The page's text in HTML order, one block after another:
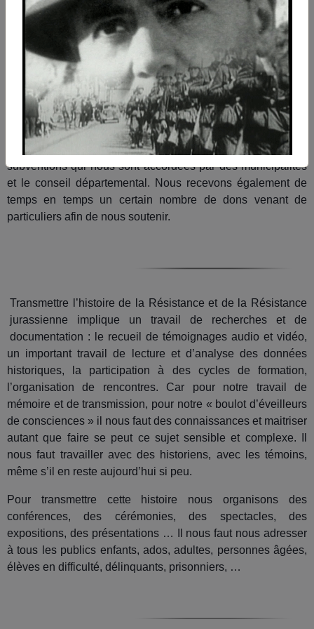
Les ressources de l’ANACR du Jura proviennent d’une de la
part des cotisations réservées aux comités locaux et au
comité départemental. Donc moins d’adhérents c’est moins
de financement. Moins de financement c’est moins d’actions
mémoires, car la transmission de la mémoire a un coût
important et cela devient un réel problème pour une
association comme la nôtre.
Par ailleurs nous recevons un certain nombre de
subventions qui nous sont accordées par des municipalités
et le conseil départemental. Nous recevons également de
temps en temps un certain nombre de dons venant de
particuliers afin de nous soutenir.
Transmettre l’histoire de la Résistance et de la Résistance
jurassienne implique un travail de recherches et de
documentation : le recueil de témoignages audio et vidéo,
un important travail de lecture et d’analyse des données
historiques, la participation à des cycles de formation,
l’organisation de rencontres. Car pour notre travail de
mémoire et de transmission, pour notre « boulot d’éveilleurs
de consciences » il nous faut des connaissances et maitriser
autant que faire se peut ce sujet sensible et complexe. Il
nous faut travailler avec des historiens, avec les témoins,
même s’il en reste aujourd’hui si peu.
Pour transmettre cette histoire nous organisons des
conférences, des cérémonies, des spectacles, des
expositions, des présentations … Il nous faut nous adresser
à tous les publics enfants, ados, adultes, personnes âgées,
élèves en difficulté, délinquants, prisonniers, …